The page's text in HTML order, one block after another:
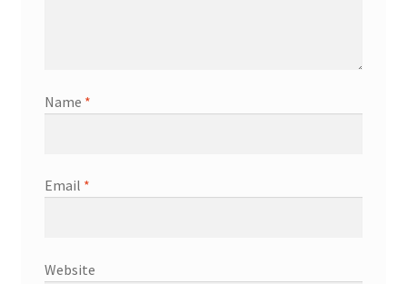
Name *
Email *
Website